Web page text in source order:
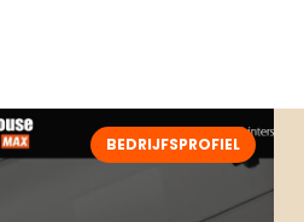
BEDRIJFSPROFIEL